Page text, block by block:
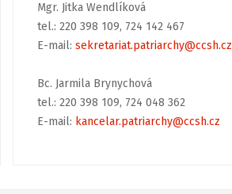
Mgr. Jitka Wendlíková
tel.: 220 398 109, 724 142 467
E-mail: sekretariat.patriarchy@ccsh.cz
Bc. Jarmila Brynychová
tel.: 220 398 109, 724 048 362
E-mail: kancelar.patriarchy@ccsh.cz